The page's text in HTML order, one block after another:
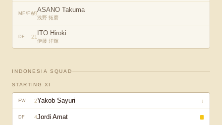
MF/FW
18ASANO Takuma
浅野 拓磨
DF 21 ITO Hiroki
伊藤 洋輝
INDONESIA SQUAD
STARTING XI
FW 2Yakob Sayuri ↓
DF 4Jordi Amat